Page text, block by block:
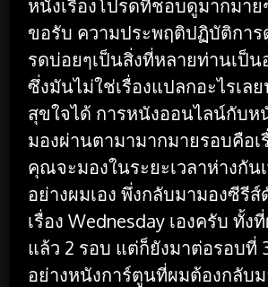
หนังเรื่องโปรดที่ชอบดูมากมา
ขอรับ ความประพฤติปฏิบัติการ
รดบ่อยๆเป็นสิ่งที่หลายท่านเป็
ซึ่งมันไม่ใช่เรื่องแปลกอะไรเล
สุขใจได้ การหนังออนไลน์กับห
มองผ่านตามามากมายรอบคือเ
คุณจะมองในระยะเวลาห่างกัน
อย่างผมเอง พึ่งกลับมามองซีรี
เรื่อง Wednesday เองครับ ทั้ง
แล้ว 2 รอบ แต่ก็ยังมาต่อรอบที่
อย่างหนังการ์ตูนที่ผมต้องกลับ